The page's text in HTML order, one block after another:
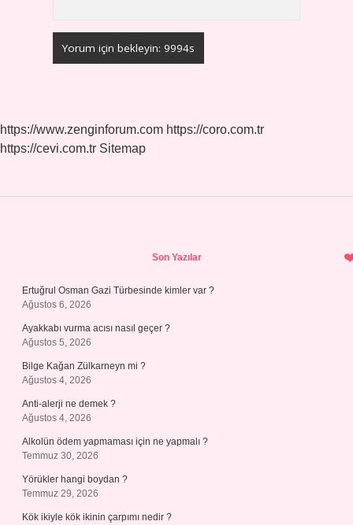
https://www.zenginforum.com https://coro.com.tr
https://cevi.com.tr Sitemap
Son Yazılar
Ertuğrul Osman Gazi Türbesinde kimler var ?
Ağustos 6, 2026
Ayakkabı vurma acısı nasıl geçer ?
Ağustos 5, 2026
Bilge Kağan Zülkarneyn mi ?
Ağustos 4, 2026
Anti-alerji ne demek ?
Ağustos 4, 2026
Alkolün ödem yapmaması için ne yapmalı ?
Temmuz 30, 2026
Yörükler hangi boydan ?
Temmuz 29, 2026
Kök ikiyle kök ikinin çarpımı nedir ?